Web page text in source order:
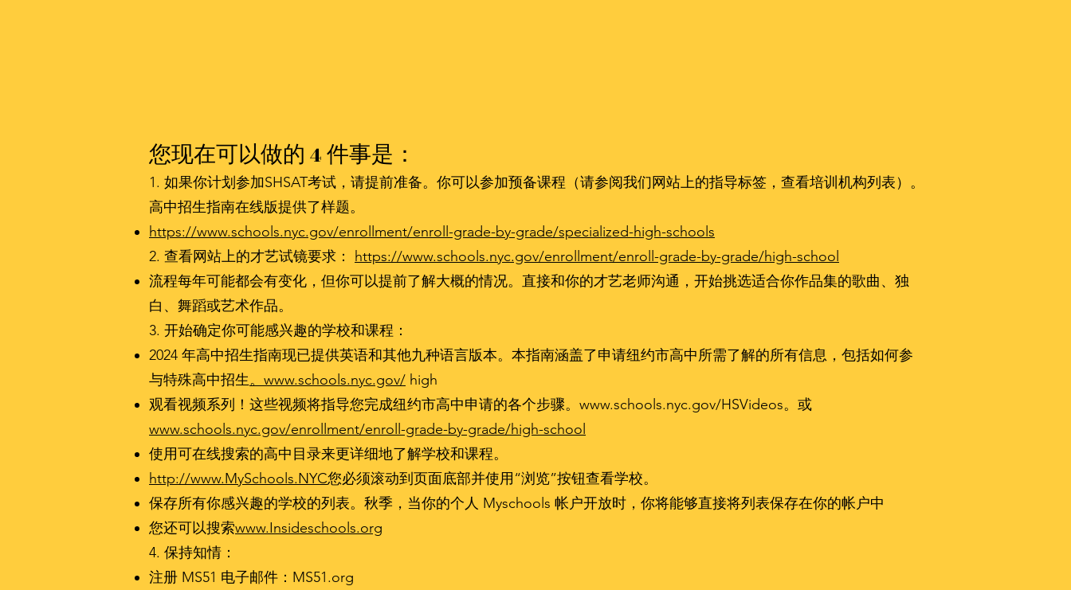
您现在可以做的 4 件事是：
1. 如果你计划参加SHSAT考试，请提前准备。你可以参加预备课程（请参阅我们网站上的指导标签，查看培训机构列表）。
高中招生指南在线版提供了样题。
https://www.schools.nyc.gov/enrollment/enroll-grade-by-grade/specialized-high-schools
2. 查看网站上的才艺试镜要求： https://www.schools.nyc.gov/enrollment/enroll-grade-by-grade/high-school
流程每年可能都会有变化，但你可以提前了解大概的情况。直接和你的才艺老师沟通，开始挑选适合你作品集的歌曲、独
白、舞蹈或艺术作品。
3. 开始确定你可能感兴趣的学校和课程：
2024 年高中招生指南现已提供英语和其他九种语言版本。本指南涵盖了申请纽约市高中所需了解的所有信息，包括如何参
与特殊高中招生。www.schools.nyc.gov/ high
观看视频系列！这些视频将指导您完成纽约市高中申请的各个步骤。www.schools.nyc.gov/HSVideos。或
www.schools.nyc.gov/enrollment/enroll-grade-by-grade/high-school
使用可在线搜索的高中目录来更详细地了解学校和课程。
http://www.MySchools.NYC您必须滚动到页面底部并使用“浏览”按钮查看学校。
保存所有你感兴趣的学校的列表。秋季，当你的个人 Myschools 帐户开放时，你将能够直接将列表保存在你的帐户中
您还可以搜索www.Insideschools.org
4. 保持知情：
注册 MS51 电子邮件：MS51.org